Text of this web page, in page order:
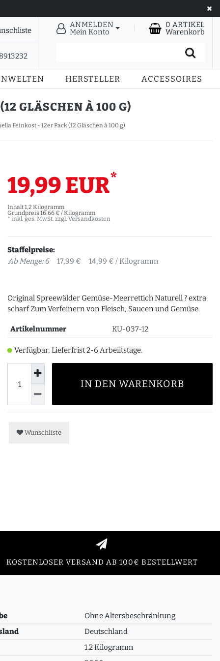
ANMELDEN
Mein Konto
0 ARTIKEL
Warenkorb
HERSTELLER ACCESSOIRES
GLÄSCHEN À 100 G)
Feinkost - 12er Pack (12 Gläschen à 100 g)
19,99 EUR*
Inhalt1,2 Kilogramm
Grundpreis 16,66 € / Kilogramm
* inkl. ges. MwSt. zzgl. Versandkosten
Staffelpreise:
Ab Menge: 6
17,99 € 14,99 € / Kilogramm
Original Spreewälder Gemüse-Meerrettich Naturell ? extra
scharf Zum Verfeinern von Fleisch, Saucen und Gemüse.
Artikelnummer KU-037-12
Verfügbar, Lieferfrist 2-6 Arbeiitstage.
IN DEN WARENKORB
Wunschliste
KOSTENLOSER VERSAND AB 100€ BESTELLWERT
Ohne Altersbeschränkung
Deutschland
1.2 Kilogramm